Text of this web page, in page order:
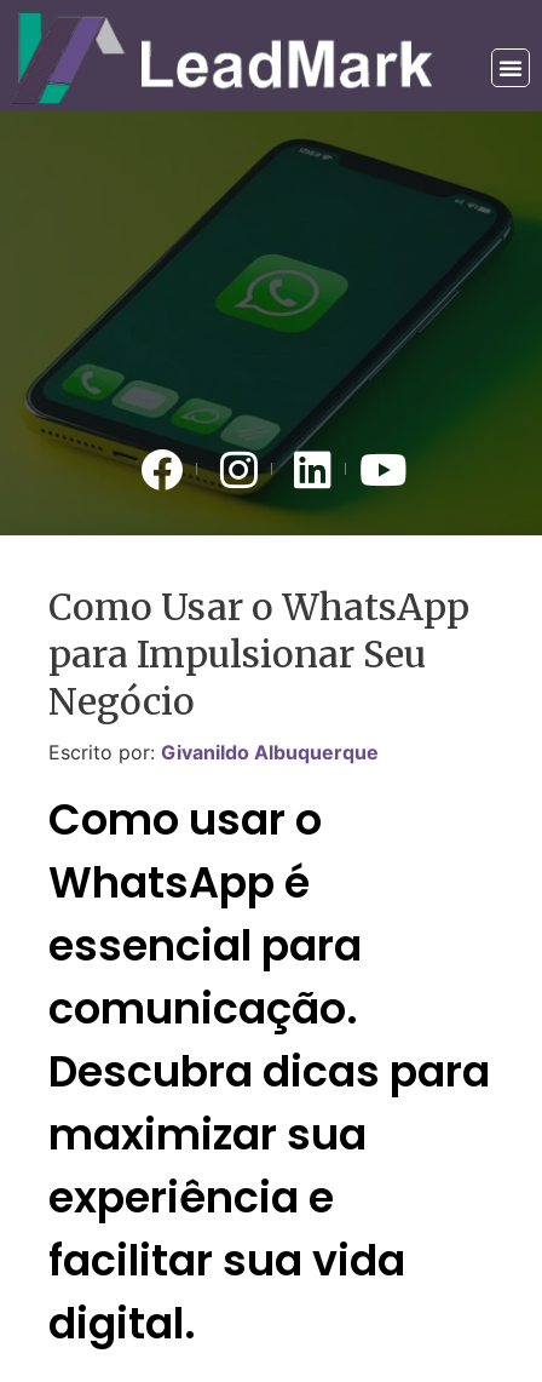
Como Usar o WhatsApp
para Impulsionar Seu
Negócio
Escrito por: Givanildo Albuquerque
Como usar o
WhatsApp é
essencial para
comunicação.
Descubra dicas para
maximizar sua
experiência e
facilitar sua vida
digital.